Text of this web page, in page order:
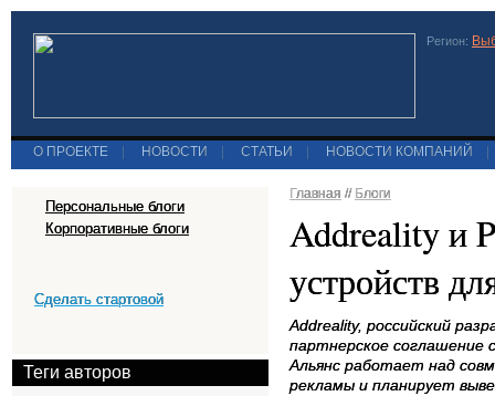
Регион:
О ПРОЕКТЕ НОВОСТИ СТАТЬИ НОВОСТИ КОМПАНИЙ
Персональные блоги
Корпоративные блоги
Сделать стартовой
Теги авторов
Главная // Блоги
Addreality и
устройств
Addreality, российский
партнерское соглашение
Альянс работает над
рекламы и планирует